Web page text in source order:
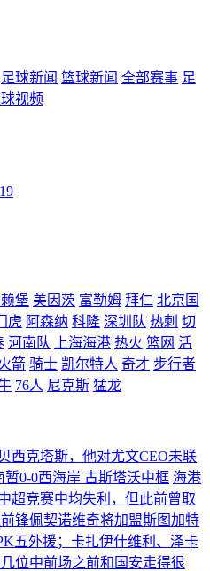
足球新闻 篮球新闻 全部赛事 足
视频
堡 美因茨 富勒姆 拜仁 北京国
虎 阿森纳 科隆 深圳队 热刺 切
河南队 上海海港 热火 篮网 活
箭 骑士 凯尔特人 奇才 步行者
76人 尼克斯 猛龙
西克塔斯，他对尤文CEO未联
暂0-0西海岸 古斯塔沃中框 海港
超竞赛中均失利，但此前曾取
锋佩契诺维奇将加盟斯图加特
五外援；卡扎伊什维利、泽卡
位中前场之前和国安走得很